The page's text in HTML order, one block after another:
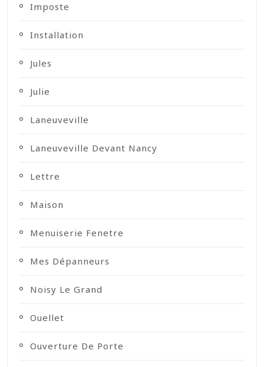
Imposte
Installation
Jules
Julie
Laneuveville
Laneuveville Devant Nancy
Lettre
Maison
Menuiserie Fenetre
Mes Dépanneurs
Noisy Le Grand
Ouellet
Ouverture De Porte